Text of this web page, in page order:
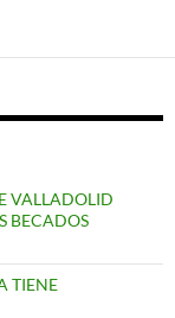
VALLADOLID
BECADOS
TIENE